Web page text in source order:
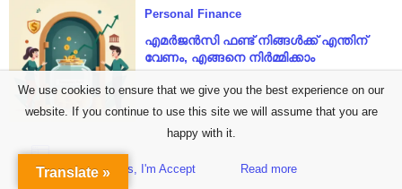
Personal Finance
എമർജൻസി ഫണ്ട് നിങ്ങൾക്ക് എന്തിന്
വേണം, എങ്ങനെ നിർമ്മിക്കാം
Personal Finance
Sidebar
We use cookies to ensure that we give you the best experience on our
website. If you continue to use this site we will assume that you are
happy with it.
Yes, I'm Accept Read more
Translate »